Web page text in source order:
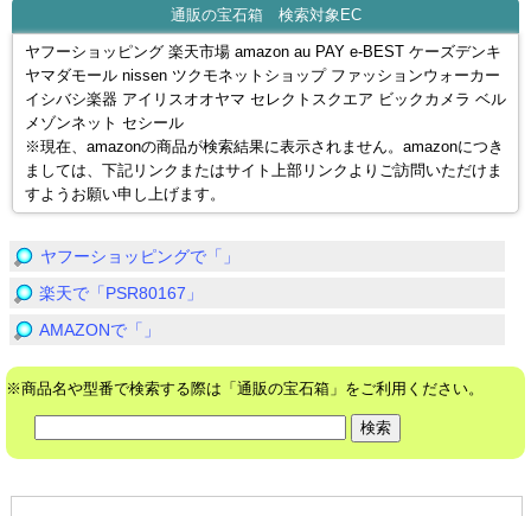
通販の宝石箱 検索対象EC
ヤフーショッピング 楽天市場 amazon au PAY e-BEST ケーズデンキ
ヤマダモール nissen ツクモネットショップ ファッションウォーカー
イシバシ楽器 アイリスオオヤマ セレクトスクエア ビックカメラ ベル
メゾンネット セシール
※現在、amazonの商品が検索結果に表示されません。amazonにつき
ましては、下記リンクまたはサイト上部リンクよりご訪問いただけま
すようお願い申し上げます。
ヤフーショッピングで「」
楽天で「PSR80167」
AMAZONで「」
※商品名や型番で検索する際は「通販の宝石箱」をご利用ください。